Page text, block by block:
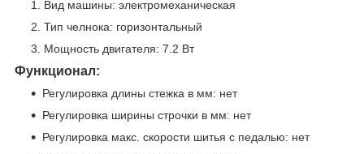
Вид машины: электромеханическая
Тип челнока: горизонтальный
Мощность двигателя: 7.2 Вт
Функционал:
Регулировка длины стежка в мм: нет
Регулировка ширины строчки в мм: нет
Регулировка макс. скорости шитья с педалью: нет